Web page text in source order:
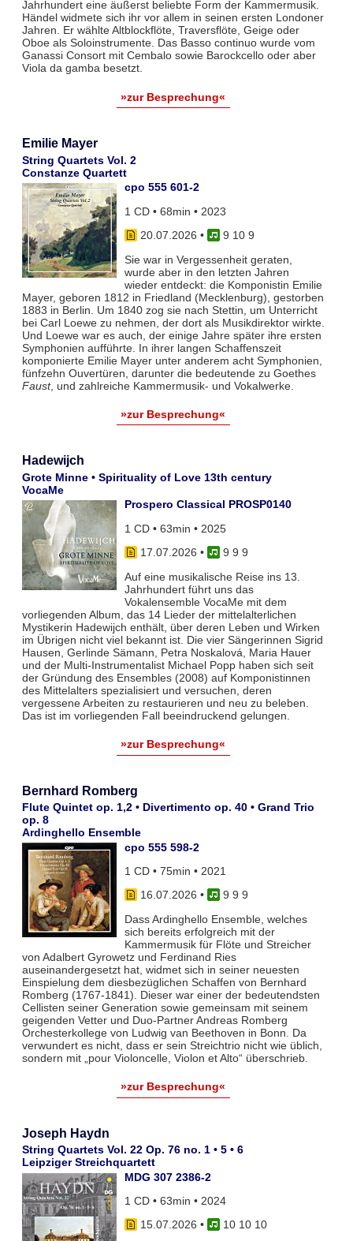
Jahrhundert eine äußerst beliebte Form der Kammermusik.
Händel widmete sich ihr vor allem in seinen ersten Londoner
Jahren. Er wählte Altblockflöte, Traversflöte, Geige oder
Oboe als Soloinstrumente. Das Basso continuo wurde vom
Ganassi Consort mit Cembalo sowie Barockcello oder aber
Viola da gamba besetzt.
»zur Besprechung«
Emilie Mayer
String Quartets Vol. 2
Constanze Quartett
cpo 555 601-2
1 CD • 68min • 2023
20.07.2026 •
9 10 9
Sie war in Vergessenheit geraten,
wurde aber in den letzten Jahren
wieder entdeckt: die Komponistin Emilie
Mayer, geboren 1812 in Friedland (Mecklenburg), gestorben
1883 in Berlin. Um 1840 zog sie nach Stettin, um Unterricht
bei Carl Loewe zu nehmen, der dort als Musikdirektor wirkte.
Und Loewe war es auch, der einige Jahre später ihre ersten
Symphonien aufführte. In ihrer langen Schaffenszeit
komponierte Emilie Mayer unter anderem acht Symphonien,
fünfzehn Ouvertüren, darunter die bedeutende zu Goethes
Faust, und zahlreiche Kammermusik- und Vokalwerke.
»zur Besprechung«
Hadewijch
Grote Minne • Spirituality of Love 13th century
VocaMe
Prospero Classical PROSP0140
1 CD • 63min • 2025
17.07.2026 •
9 9 9
Auf eine musikalische Reise ins 13.
Jahrhundert führt uns das
Vokalensemble VocaMe mit dem
vorliegenden Album, das 14 Lieder der mittelalterlichen
Mystikerin Hadewijch enthält, über deren Leben und Wirken
im Übrigen nicht viel bekannt ist. Die vier Sängerinnen Sigrid
Hausen, Gerlinde Sämann, Petra Noskalová, Maria Hauer
und der Multi-Instrumentalist Michael Popp haben sich seit
der Gründung des Ensembles (2008) auf Komponistinnen
des Mittelalters spezialisiert und versuchen, deren
vergessene Arbeiten zu restaurieren und neu zu beleben.
Das ist im vorliegenden Fall beeindruckend gelungen.
»zur Besprechung«
Bernhard Romberg
Flute Quintet op. 1,2 • Divertimento op. 40 • Grand Trio
op. 8
Ardinghello Ensemble
cpo 555 598-2
1 CD • 75min • 2021
16.07.2026 •
9 9 9
Dass Ardinghello Ensemble, welches
sich bereits erfolgreich mit der
Kammermusik für Flöte und Streicher
von Adalbert Gyrowetz und Ferdinand Ries
auseinandergesetzt hat, widmet sich in seiner neuesten
Einspielung dem diesbezüglichen Schaffen von Bernhard
Romberg (1767-1841). Dieser war einer der bedeutendsten
Cellisten seiner Generation sowie gemeinsam mit seinem
geigenden Vetter und Duo-Partner Andreas Romberg
Orchesterkollege von Ludwig van Beethoven in Bonn. Da
verwundert es nicht, dass er sein Streichtrio nicht wie üblich,
sondern mit „pour Violoncelle, Violon et Alto“ überschrieb.
»zur Besprechung«
Joseph Haydn
String Quartets Vol. 22 Op. 76 no. 1 • 5 • 6
Leipziger Streichquartett
MDG 307 2386-2
1 CD • 63min • 2024
15.07.2026 •
10 10 10